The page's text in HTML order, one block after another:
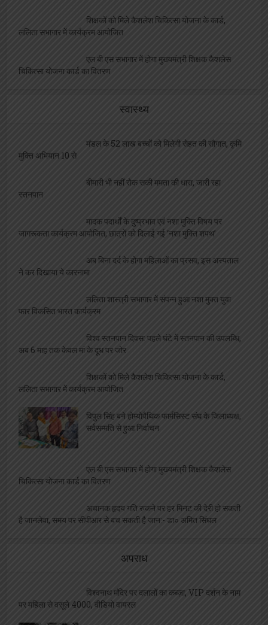
शिक्षकों को मिले कैशलेश चिकित्सा योजना के कार्ड,
ललिता सभागार में कार्यक्रम आयोजित
एल बी एस सभागार में होगा मुख्यमंत्री शिक्षक कैशलेस
चिकित्सा योजना कार्ड का वितरण
स्वास्थ्य
मंडल के 52 लाख बच्चों को मिलेगी सेहत की सौगात, कृमि
मुक्ति अभियान 10 से
बीमारी भी नहीं रोक सकी ममता की धारा, जारी रहा
स्तनपान
मादक पदार्थों के दुष्प्रभाव एवं नशा मुक्ति विषय पर
जागरूकता कार्यक्रम आयोजित, छात्रों को दिलाई गई ‘नशा मुक्ति शपथ’
अब बिना दर्द के होगा महिलाओं का प्रसव, इस अस्पताल
ने कर दिखाया ये कारनामा
ललिता शास्त्री सभागार में संपन्न हुआ नशा मुक्त युवा
फार विकसित भारत कार्यक्रम
विश्व स्तनपान दिवस: पहले घंटे में स्तनपान की उपलब्धि,
अब 6 माह तक केवल मां के दूध पर जोर
शिक्षकों को मिले कैशलेश चिकित्सा योजना के कार्ड,
ललिता सभागार में कार्यक्रम आयोजित
विपुल सिंह बने होम्योपैथिक फार्मसिस्ट संघ के जिलाध्यक्ष,
सर्वसम्मति से हुआ निर्वाचन
एल बी एस सभागार में होगा मुख्यमंत्री शिक्षक कैशलेस
चिकित्सा योजना कार्ड का वितरण
अचानक हृदय गति रुकने पर हर मिनट की देरी हो सकती
है जानलेवा, समय पर सीपीआर से बच सकती है जान:- डा० अमित सिंघल
अपराध
विश्वनाथ मंदिर पर दलालों का कब्ज़ा, VIP दर्शन के नाम
पर महिला से वसूले 4000, वीडियो वायरल